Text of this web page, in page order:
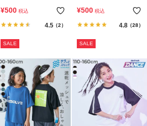
ット プリント半袖Tシャツ
¥500 税込
4.5（2）
SALE
BIGシルエット プリント半
¥500 税込
4.8（28）
SALE